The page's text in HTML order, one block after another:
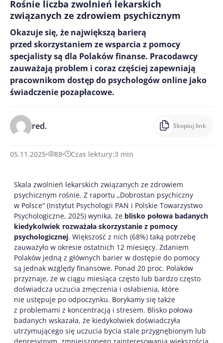
Rośnie liczba zwolnień lekarskich
związanych ze zdrowiem psychicznym
Okazuje się, że największą barierą
przed skorzystaniem ze wsparcia z pomocy
specjalisty są dla Polaków finanse. Pracodawcy
zauważają problem i coraz częściej zapewniają
pracownikom dostęp do psychologów online jako
świadczenie pozapłacowe.
red. Skopiuj link
05.11.2025 88 Czas lektury:3 min
Skala zwolnień lekarskich związanych ze zdrowiem
psychicznym rośnie. Z raportu „Dobrostan psychiczny
w Polsce” (Instytut Psychologii PAN i Polskie Towarzystwo
Psychologiczne, 2025) wynika, że blisko połowa badanych
kiedykolwiek rozważała skorzystanie z pomocy
psychologicznej. Większość z nich (68%) taką potrzebę
zauważyło w okresie ostatnich 12 miesięcy. Zdaniem
Polaków jedną z głównych barier w dostępie do pomocy
są jednak względy finansowe. Ponad 20 proc. Polaków
przyznaje, że w ciągu miesiąca często lub bardzo często
doświadcza uczucia zmęczenia i osłabienia, które
nie ustępuje po odpoczynku. Borykamy się także
z problemami z koncentracją i stresem. Blisko połowa
badanych wskazała, że kiedykolwiek doświadczyła
utrzymującego się uczucia bycia stale przygnębionym lub